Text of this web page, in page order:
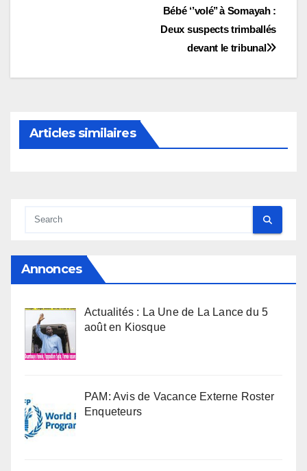
l’article
Bébé ‘’volé’’ à Somayah :
Deux suspects trimballés
devant le tribunal
Articles similaires
Annonces
Actualités : La Une de La Lance du 5
août en Kiosque
PAM: Avis de Vacance Externe Roster
Enqueteurs